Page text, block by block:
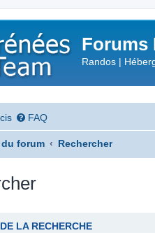
Forums
Randos |
FAQ
forum Rechercher
LA RECHERCHE